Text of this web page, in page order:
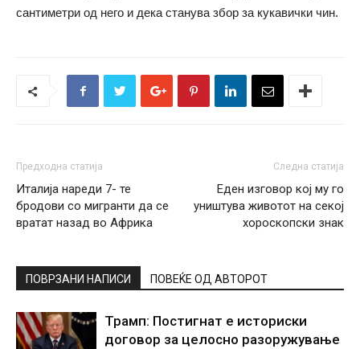
сантиметри од него и дека станува збор за кукавички чин.
Предходна статија
Италија нареди 7- те
бродови со мигранти да се
вратат назад во Африка
Следна статија
Еден изговор кој му го
уништува животот на секој
хороскопски знак
ПОВРЗАНИ НАПИСИ ПОВЕЌЕ ОД АВТОРОТ
Трамп: Постигнат е историски
договор за целосно разоружување